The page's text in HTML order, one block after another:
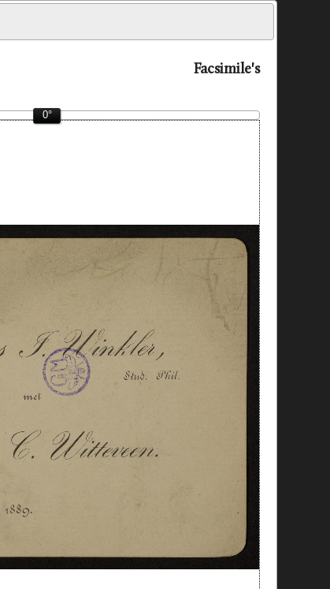
Facsimile's
0°